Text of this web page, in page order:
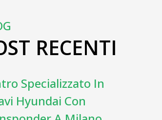
RECENTI
Specializzato In
Hyundai Con